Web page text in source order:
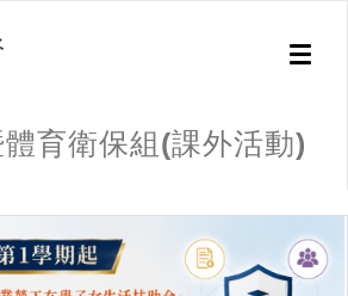
Toggle
育衛保組(課外活動)